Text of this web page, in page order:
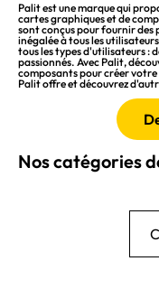
Palit est une marque qui
cartes graphiques et de
sont conçus pour fournir des
inégalée à tous les
tous les types d'utilisateurs :
passionnés. Avec Palit,
composants pour créer votre
Palit offre et découvrez
Nos catégories